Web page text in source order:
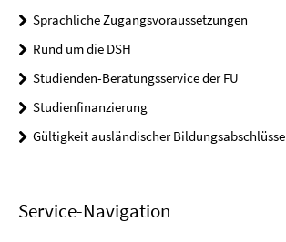
Sprachliche Zugangsvoraussetzungen
Rund um die DSH
Studienden-Beratungsservice der FU
Studienfinanzierung
Gültigkeit ausländischer Bildungsabschlüsse
Service-Navigation